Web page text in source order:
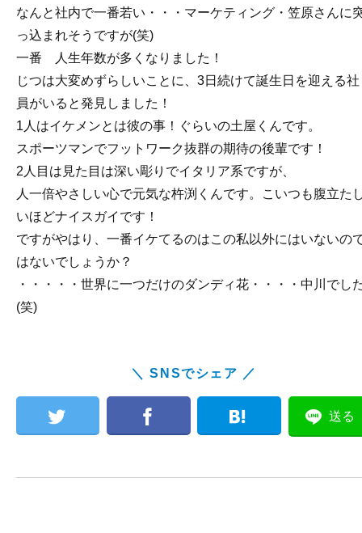
なんと社内で一番若い・・・マーケティング・笠原さんに
っ込まれそうですが(笑)
一番 人生年数が多くなりました！
じつは大変めずらしいことに、3日続けて誕生日を迎える社
員がいると発見しました！
1人はイケメンとは彼の事！ぐらいの土屋くんです。
スポーツマンでフットワーク抜群の期待の後輩です！
2人目は見た目は深い彫りでイタリア系ですが、
人一倍やさしい心で元気な杵渕くんです。こいつも腹立た
いほどナイスガイです！
ですがやはり、一番イケてるのはこの私以外にはいないの
はないでしょうか？
・・・・・世界に一つだけのダンディ花・・・・中川でし
(笑)
＼ SNSでシェア ／
送る